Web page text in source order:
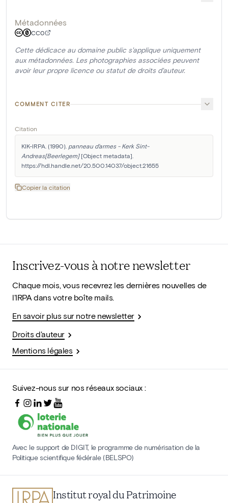
Métadonnées
CC0
Cette dédicace au domaine public s'applique uniquement
aux métadonnées. Les photographies associées peuvent
avoir leur propre licence ou statut de droits d'auteur.
COMMENT CITER
Citation
KIK-IRPA. (1990). panneau d'armes - Kerk Sint-
Andreas[Beerlegem] [Object metadata].
https://hdl.handle.net/20.500.14037/object.21655
Copier la citation
Inscrivez-vous à notre newsletter
Chaque mois, vous recevrez les dernières nouvelles de
l'IRPA dans votre boîte mails.
En savoir plus sur notre newsletter
Droits d'auteur
Mentions légales
Suivez-nous sur nos réseaux sociaux :
Avec le support de DIGIT, le programme de numérisation de la
Politique scientifique fédérale (BELSPO)
Institut royal du Patrimoine